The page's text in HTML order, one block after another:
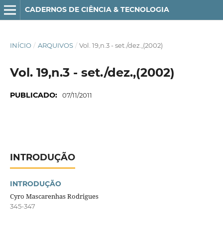
CADERNOS DE CIÊNCIA & TECNOLOGIA
INÍCIO / ARQUIVOS / Vol. 19,n.3 - set./dez.,(2002)
Vol. 19,n.3 - set./dez.,(2002)
PUBLICADO: 07/11/2011
INTRODUÇÃO
INTRODUÇÃO
Cyro Mascarenhas Rodrigues
345-347